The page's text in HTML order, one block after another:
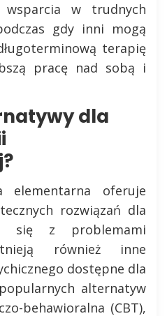
wsparcia w trudnych
gdy inni mogą
terapię
pracę nad sobą i
dla
elementarna oferuje
rozwiązań dla
się z problemami
również inne
dostępne dla
alternatyw
behawioralna (CBT),